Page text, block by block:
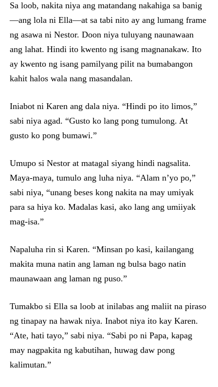
Sa loob, nakita niya ang matandang nakahiga sa banig
—ang lola ni Ella—at sa tabi nito ay ang lumang frame
ng asawa ni Nestor. Doon niya tuluyang naunawaan
ang lahat. Hindi ito kwento ng isang magnanakaw. Ito
ay kwento ng isang pamilyang pilit na bumabangon
kahit halos wala nang masandalan.
Iniabot ni Karen ang dala niya. “Hindi po ito limos,”
sabi niya agad. “Gusto ko lang pong tumulong. At
gusto ko pong bumawi.”
Umupo si Nestor at matagal siyang hindi nagsalita.
Maya-maya, tumulo ang luha niya. “Alam n’yo po,”
sabi niya, “unang beses kong nakita na may umiyak
para sa hiya ko. Madalas kasi, ako lang ang umiiyak
mag-isa.”
Napaluha rin si Karen. “Minsan po kasi, kailangang
makita muna natin ang laman ng bulsa bago natin
maunawaan ang laman ng puso.”
Tumakbo si Ella sa loob at inilabas ang maliit na piraso
ng tinapay na hawak niya. Inabot niya ito kay Karen.
“Ate, hati tayo,” sabi niya. “Sabi po ni Papa, kapag
may nagpakita ng kabutihan, huwag daw pong
kalimutan.”